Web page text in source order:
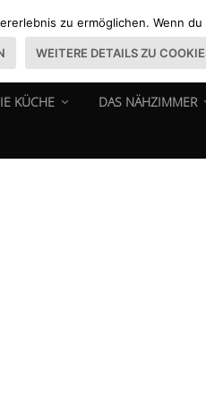
KÜCHE DAS NÄHZIMMER
zu ermöglichen. Wenn
WEITERE DETAILS ZU